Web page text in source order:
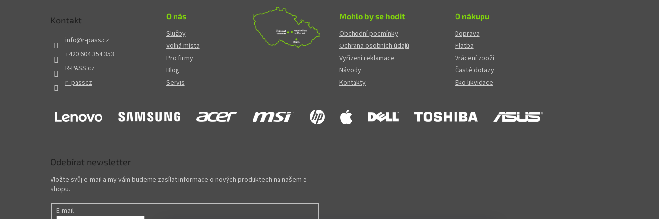
Kontakt
info@r-pass.cz
+420 604 354 353
R-PASS.cz
r_passcz
O nás
Služby
Volná místa
Pro firmy
Blog
Servis
Mohlo by se hodit
Obchodní podmínky
Ochrana osobních údajů
Vyřízení reklamace
Návody
Kontakty
O nákupu
Doprava
Platba
Vrácení zboží
Časté dotazy
Eko likvidace
Odebírat newsletter
Vložte svůj e-mail a my vám budeme zasílat informace o nových produktech na našem e-
shopu.
E-mail